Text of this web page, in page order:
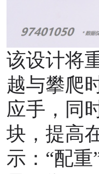
该设计将
越与攀爬
应手，同
块，提高
示：“配